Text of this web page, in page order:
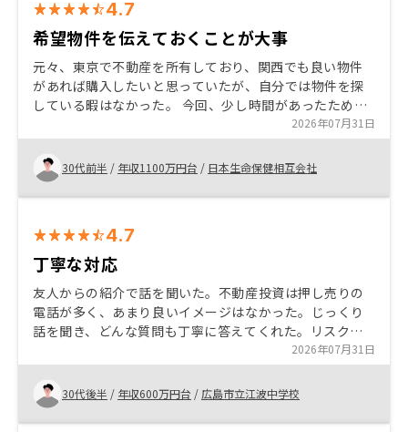
4.7
希望物件を伝えておくことが大事
元々、東京で不動産を所有しており、関西でも良い物件
があれば購入したいと思っていたが、自分では物件を探
している暇はなかった。 今回、少し時間があったため、
自身の資産整理していたところ、タイミングよく良い物
件を紹介してもらえたため購入した。 良い物件に出会え
るかは、運とタイミングがあるため、良い機会は逃さず
に決断していくことが大切だと思う。
2026年07月31日
30代前半 / 年収1100万円台 / 日本生命保健相互会社
4.7
丁寧な対応
友人からの紹介で話を聞いた。不動産投資は押し売りの
電話が多く、あまり良いイメージはなかった。じっくり
話を聞き、どんな質問も丁寧に答えてくれた。リスクと
メリットから始めるなら早い方が良いと判断した。最後
は担当者の人の良さ。おすすめできるかはこれからだ
が、話を聞くだけでも面白いと思えた。
2026年07月31日
30代後半 / 年収600万円台 / 広島市立江波中学校